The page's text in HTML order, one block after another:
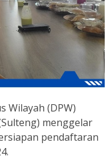
Wilayah (DPW)
menggelar
pendaftaran